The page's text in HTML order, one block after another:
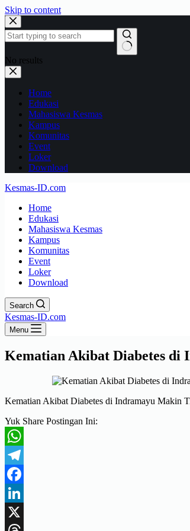
Skip to content
No results
Home
Edukasi
Mahasiswa Kesmas
Kampus
Komunitas
Event
Loker
Download
Kesmas-ID.com
Home
Edukasi
Mahasiswa Kesmas
Kampus
Komunitas
Event
Loker
Download
Search
Kesmas-ID.com
Menu
Kematian Akibat Diabetes di
Kematian Akibat Diabetes di Indramayu Makin
Yuk Share Postingan Ini:
WhatsApp
Telegram
Facebook
LinkedIn